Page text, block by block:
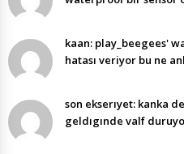
kaan: play_beegees'
hatası veriyor bu ne
son ekserıyet: kanka
geldıgınde valf